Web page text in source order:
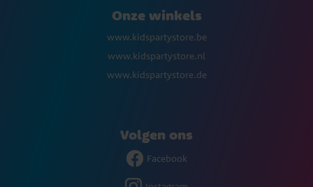
Onze winkels
www.kidspartystore.be
www.kidspartystore.nl
www.kidspartystore.de
Volgen ons
Facebook